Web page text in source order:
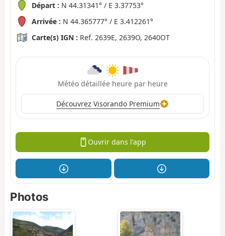
Départ : N 44.31341° / E 3.37753°
Arrivée : N 44.365777° / E 3.412261°
Carte(s) IGN : Ref. 2639E, 2639O, 2640OT
Météo détaillée heure par heure
Découvrez Visorando Premium
Ouvrir dans l'app
Photos